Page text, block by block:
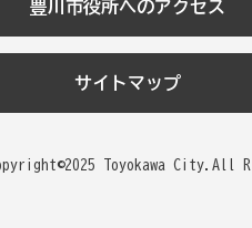
豊川市役所へのアクセス
サイトマップ
Toyokawa City.All